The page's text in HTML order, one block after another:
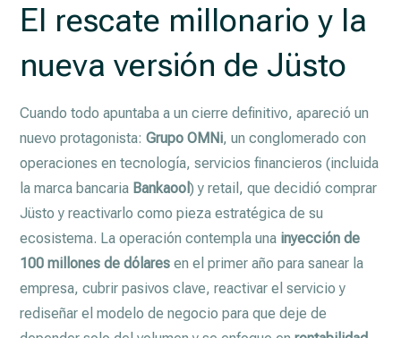
El rescate millonario y la
nueva versión de Jüsto
Cuando todo apuntaba a un cierre definitivo, apareció un
nuevo protagonista:Grupo OMNi, un conglomerado con
operaciones en tecnología, servicios financieros (incluida
la marca bancaria Bankaool) y retail, que decidió comprar
Jüsto y reactivarlo como pieza estratégica de su
ecosistema. La operación contempla una inyección de
100 millones de dólares en el primer año para sanear la
empresa, cubrir pasivos clave, reactivar el servicio y
rediseñar el modelo de negocio para que deje de